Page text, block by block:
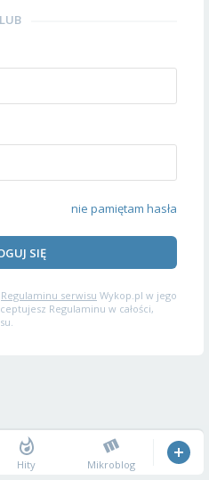
LUB
nie pamiętam hasła
SIĘ
Regulaminu serwisu Wykop.pl w jego
Regulaminu w całości,
Hity Mikroblog